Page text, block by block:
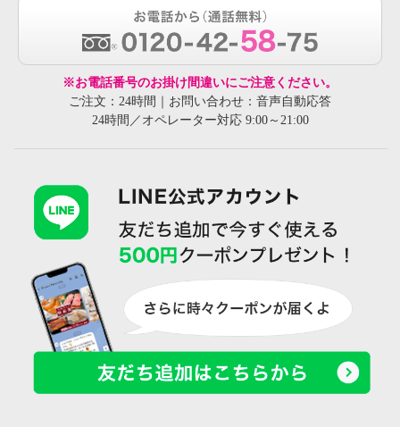
※お電話番号のお掛け間違いにご注意ください。
ご注文：24時間｜お問い合わせ：音声自動応答
24時間／オペレーター対応 9:00～21:00